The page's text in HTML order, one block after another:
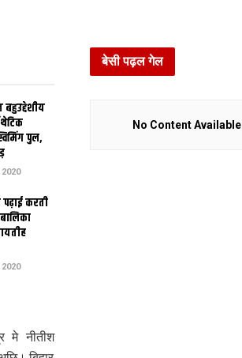
पुल,
करती
मे नीतीश
बेसी पढ़ल गेल
No Content Available